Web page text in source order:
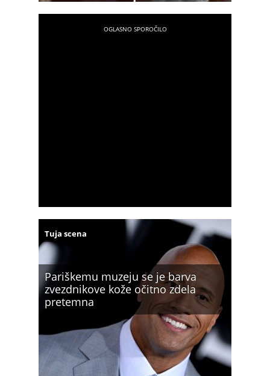
Pariškemu muzeju se je barva
zvezdnikove kože očitno zdela
pretemna
Tuja scena